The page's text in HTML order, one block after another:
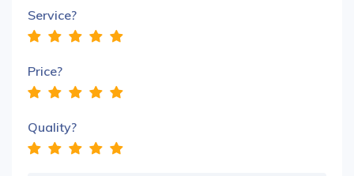
Service?
Price?
Quality?